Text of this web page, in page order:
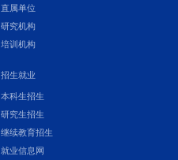
直属单位
研究机构
培训机构
招生就业
本科生招生
研究生招生
继续教育招生
就业信息网